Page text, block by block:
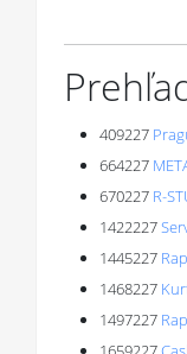
409227
664227
670227 R-
1422227
1445227
1468227
1497227